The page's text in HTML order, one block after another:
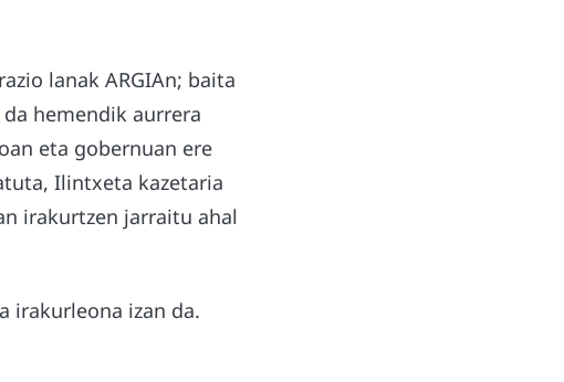
lanak ARGIAn; baita
hemendik aurrera
eta gobernuan ere
Ilintxeta kazetaria
irakurtzen jarraitu ahal
irakurleona izan da.